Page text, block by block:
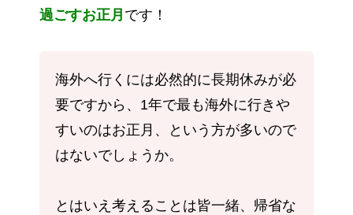
過ごすお正月 です！
海外へ行くには必然的に長期休みが必
要ですから、1年で最も海外に行きや
すいのはお正月、という方が多いので
はないでしょうか。
とはいえ考えることは皆一緒、帰省な